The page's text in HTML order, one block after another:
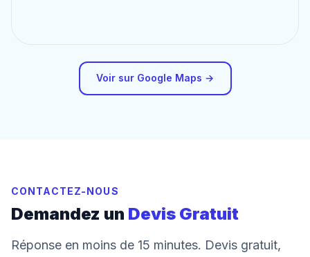
Voir sur Google Maps →
CONTACTEZ-NOUS
Demandez un Devis Gratuit
Réponse en moins de 15 minutes. Devis gratuit,